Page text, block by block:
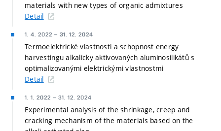
materials with new types of organic admixtures
Detail
1. 4. 2022 – 31. 12. 2024
Termoelektrické vlastnosti a schopnost energy
harvestingu alkalicky aktivovaných aluminosilikátů s
optimalizovanými elektrickými vlastnostmi
Detail
1. 1. 2022 – 31. 12. 2024
Experimental analysis of the shrinkage, creep and
cracking mechanism of the materials based on the